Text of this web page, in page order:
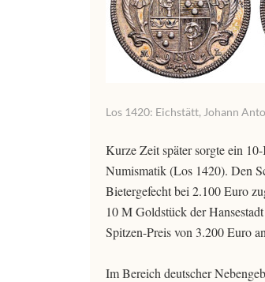
Los 1420: Eichstätt, Johann
Kurze Zeit später sorgte ein
Numismatik (Los 1420). Den
Bietergefecht bei 2.100 Euro
10 M Goldstück der
Spitzen-Preis von 3.200 Euro
Im Bereich deutscher